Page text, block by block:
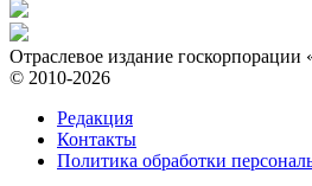
Отраслевое издание госкорпорации
© 2010-2026
Редакция
Контакты
Политика обработки